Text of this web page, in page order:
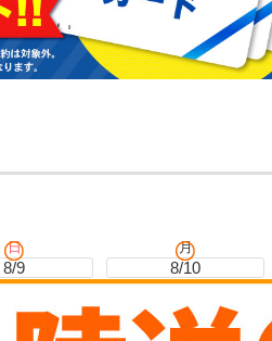
日
8/9
月
8/10